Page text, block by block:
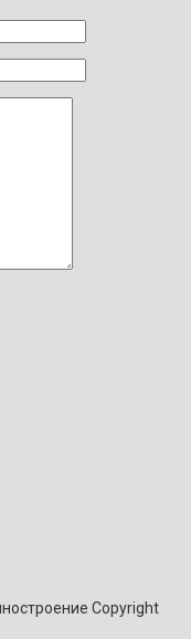
Copyright